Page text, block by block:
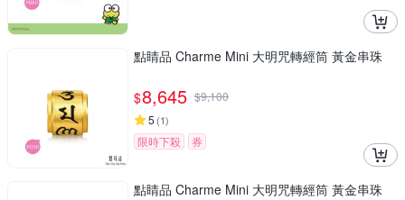
點睛品 Charme Mini 大明咒轉經筒 黃金串珠
$8,645 $9,100
5 (1)
限時下殺 券
點睛品 Charme Mini 大明咒轉經筒 黃金串珠